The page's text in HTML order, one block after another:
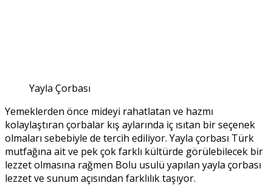
Yayla Çorbası
Yemeklerden önce mideyi rahatlatan ve hazmı
kolaylaştıran çorbalar kış aylarında iç ısıtan bir seçenek
olmaları sebebiyle de tercih ediliyor. Yayla çorbası Türk
mutfağına ait ve pek çok farklı kültürde görülebilecek bir
lezzet olmasına rağmen Bolu usulü yapılan yayla çorbası
lezzet ve sunum açısından farklılık taşıyor.